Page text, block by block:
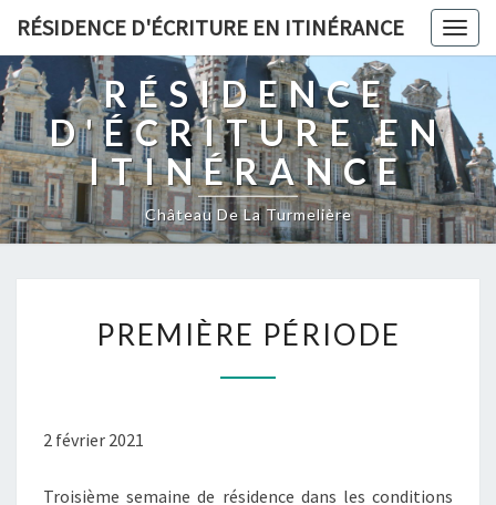
RÉSIDENCE D'ÉCRITURE EN ITINÉRANCE
RÉSIDENCE
D'ÉCRITURE EN
ITINÉRANCE
Château De La Turmelière
PÉRIODE
PREMIÈRE PÉRIODE
2 février 2021
Troisième semaine de résidence dans les conditions